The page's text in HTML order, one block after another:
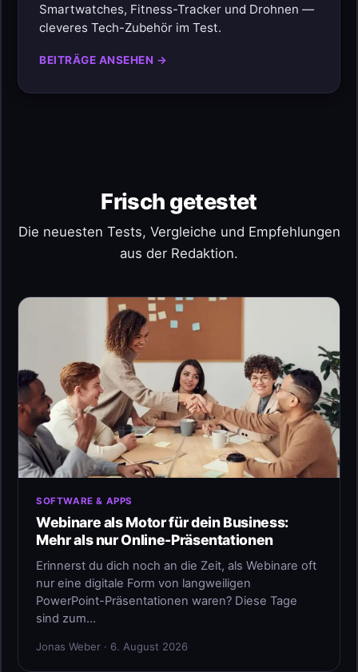
Smartwatches, Fitness-Tracker und Drohnen —
cleveres Tech-Zubehör im Test.
BEITRÄGE ANSEHEN →
Frisch getestet
Die neuesten Tests, Vergleiche und Empfehlungen
aus der Redaktion.
SOFTWARE & APPS
Webinare als Motor für dein Business:
Mehr als nur Online-Präsentationen
Erinnerst du dich noch an die Zeit, als Webinare oft
nur eine digitale Form von langweiligen
PowerPoint-Präsentationen waren? Diese Tage
sind zum…
Jonas Weber · 6. August 2026